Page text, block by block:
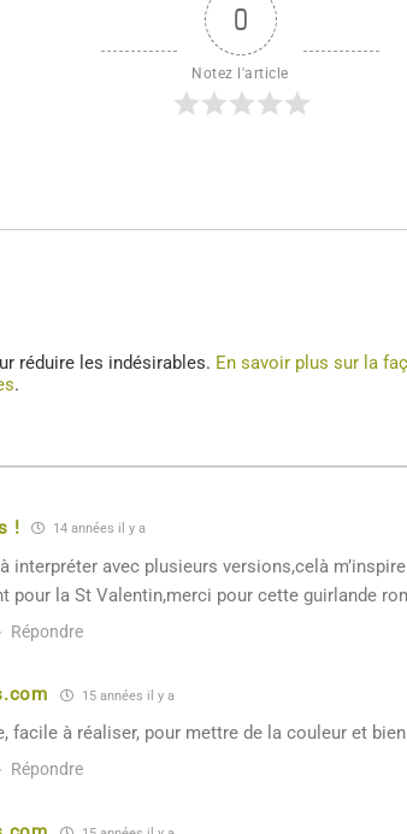
0
Notez l'article
réduire les indésirables. En savoir plus sur la
.
! 14 années il y a
interpréter avec plusieurs versions,celà
pour la St Valentin,merci pour cette guirlande
Répondre
15 années il y a
facile à réaliser, pour mettre de la couleur et
Répondre